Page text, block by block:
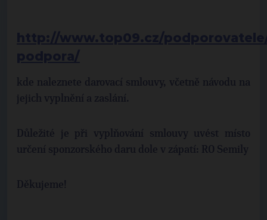
kde naleznete darovací smlouvy, včetně návodu na
jejich vyplnění a zaslání.
Důležité je při vyplňování smlouvy uvést místo
určení sponzorského daru dole v zápatí: RO Semily
Děkujeme!